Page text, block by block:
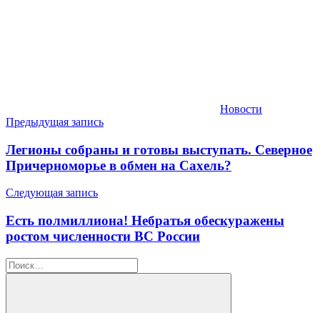
Новости
Навигация
по
записям
Предыдущая запись
Легионы собраны и готовы выступать. Северное
Причерноморье в обмен на Сахель?
Следующая запись
Есть полмиллиона! Небратья обескуражены
ростом численности ВС России
Найти: